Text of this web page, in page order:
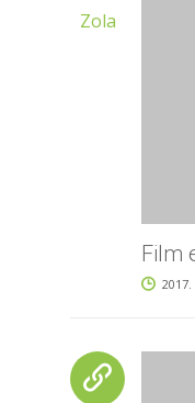
Zola
Film